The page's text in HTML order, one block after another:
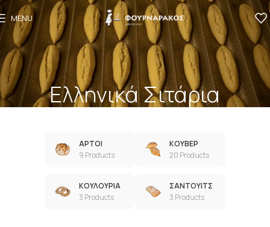
MENU
Ελληνικά Σιτάρια
ΑΡΤΟΙ
9 Products
ΚΟΥΒΕΡ
20 Products
ΚΟΥΛΟΥΡΙΑ
3 Products
ΣΑΝΤΟΥΙΤΣ
3 Products